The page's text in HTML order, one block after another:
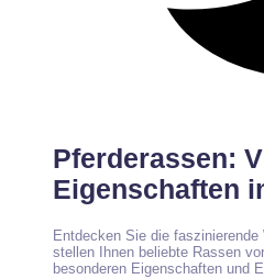
Pferderassen:
Eigenschaften
Entdecken Sie die
stellen Ihnen beliebte Rassen
besonderen Eigenschaften und